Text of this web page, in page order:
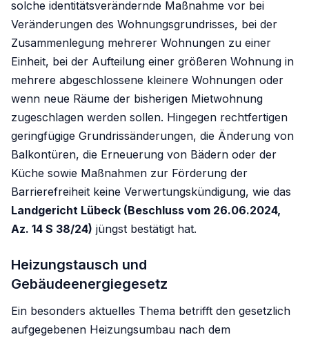
solche identitätsverändernde Maßnahme vor bei
Veränderungen des Wohnungsgrundrisses, bei der
Zusammenlegung mehrerer Wohnungen zu einer
Einheit, bei der Aufteilung einer größeren Wohnung in
mehrere abgeschlossene kleinere Wohnungen oder
wenn neue Räume der bisherigen Mietwohnung
zugeschlagen werden sollen. Hingegen rechtfertigen
geringfügige Grundrissänderungen, die Änderung von
Balkontüren, die Erneuerung von Bädern oder der
Küche sowie Maßnahmen zur Förderung der
Barrierefreiheit keine Verwertungskündigung, wie das
Landgericht Lübeck (Beschluss vom 26.06.2024,
Az. 14 S 38/24) jüngst bestätigt hat.
Heizungstausch und
Gebäudeenergiegesetz
Ein besonders aktuelles Thema betrifft den gesetzlich
aufgegebenen Heizungsumbau nach dem